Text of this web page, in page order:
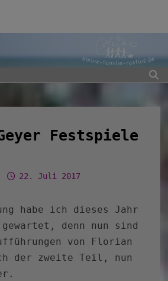
Festspiele
22. Juli 2017
habe ich dieses Jahr
denn nun sind
von Florian
der zweite Teil, nun